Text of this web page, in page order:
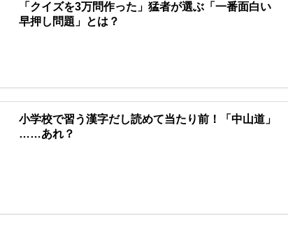
「クイズを3万問作った」猛者が選ぶ「一番面白い
早押し問題」とは？
小学校で習う漢字だし読めて当たり前！「中山道」
……あれ？